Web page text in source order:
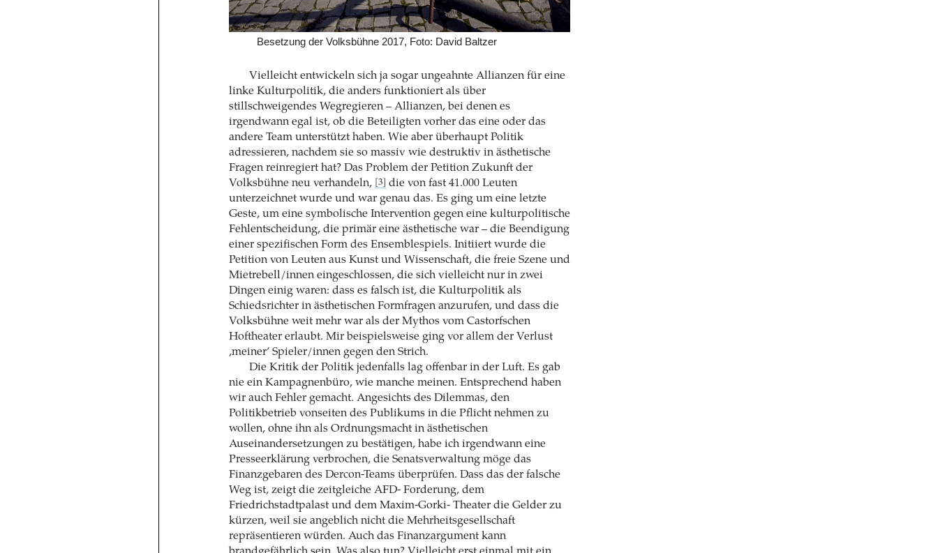
Besetzung der Volksbühne 2017, Foto: David Baltzer
Vielleicht entwickeln sich ja sogar ungeahnte Allianzen für eine
linke Kulturpolitik, die anders funktioniert als über
stillschweigendes Wegregieren – Allianzen, bei denen es
irgendwann egal ist, ob die Beteiligten vorher das eine oder das
andere Team unterstützt haben. Wie aber überhaupt Politik
adressieren, nachdem sie so massiv wie destruktiv in ästhetische
Fragen reinregiert hat? Das Problem der Petition Zukunft der
Volksbühne neu verhandeln,
[3]
die von fast 41.000 Leuten
unterzeichnet wurde und war genau das. Es ging um eine letzte
Geste, um eine symbolische Intervention gegen eine kulturpolitische
Fehlentscheidung, die primär eine ästhetische war – die Beendigung
einer spezifischen Form des Ensemblespiels. Initiiert wurde die
Petition von Leuten aus Kunst und Wissenschaft, die freie Szene und
Mietrebell/innen eingeschlossen, die sich vielleicht nur in zwei
Dingen einig waren: dass es falsch ist, die Kulturpolitik als
Schiedsrichter in ästhetischen Formfragen anzurufen, und dass die
Volksbühne weit mehr war als der Mythos vom Castorfschen
Hoftheater erlaubt. Mir beispielsweise ging vor allem der Verlust
‚meiner’ Spieler/innen gegen den Strich.
Die Kritik der Politik jedenfalls lag offenbar in der Luft. Es gab
nie ein Kampagnenbüro, wie manche meinen. Entsprechend haben
wir auch Fehler gemacht. Angesichts des Dilemmas, den
Politikbetrieb vonseiten des Publikums in die Pflicht nehmen zu
wollen, ohne ihn als Ordnungsmacht in ästhetischen
Auseinandersetzungen zu bestätigen, habe ich irgendwann eine
Presseerklärung verbrochen, die Senatsverwaltung möge das
Finanzgebaren des Dercon-Teams überprüfen. Dass das der falsche
Weg ist, zeigt die zeitgleiche AFD- Forderung, dem
Friedrichstadtpalast und dem Maxim-Gorki- Theater die Gelder zu
kürzen, weil sie angeblich nicht die Mehrheitsgesellschaft
repräsentieren würden. Auch das Finanzargument kann